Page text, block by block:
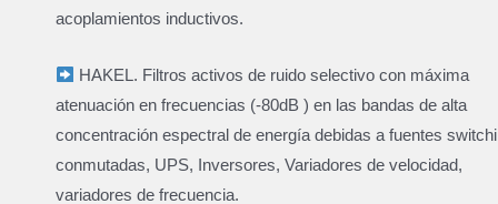
acoplamientos inductivos.
HAKEL. Filtros activos de ruido selectivo con máxima
atenuación en frecuencias (-80dB ) en las bandas de alta
concentración espectral de energía debidas a fuentes
conmutadas, UPS, Inversores, Variadores de velocidad,
variadores de frecuencia.